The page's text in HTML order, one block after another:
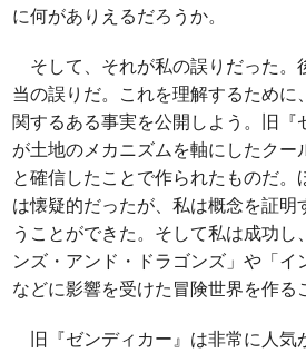
に何がありえるだろうか。
そして、それが私の誤りだった。
当の誤りだ。これを理解するために
関するある事実を公開しよう。旧『
が土地のメカニズムを軸にしたクー
と確信したことで作られたものだ。
は懐疑的だったが、私は概念を証明
うことができた。そして私は成功し
ンズ・アンド・ドラゴンズ」や「イ
などに影響を受けた冒険世界を作る
旧『ゼンディカー』は非常に人気